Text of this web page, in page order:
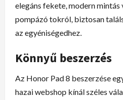
elegáns fekete, modern
pompázó tokról, biztosan
az egyéniségedhez.
Könnyű beszerzés
Az Honor Pad 8 beszerzése
hazai webshop kínál széles